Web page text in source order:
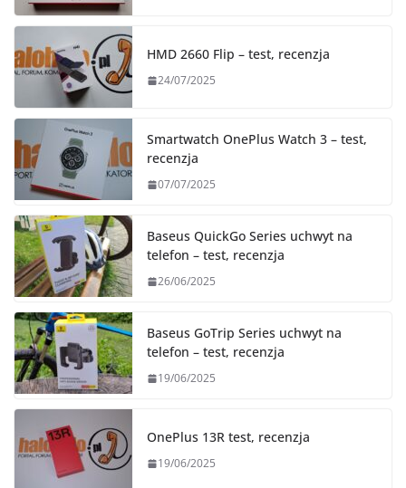
HMD 2660 Flip – test, recenzja
24/07/2025
Smartwatch OnePlus Watch 3 – test,
recenzja
07/07/2025
Baseus QuickGo Series uchwyt na
telefon – test, recenzja
26/06/2025
Baseus GoTrip Series uchwyt na
telefon – test, recenzja
19/06/2025
OnePlus 13R test, recenzja
19/06/2025